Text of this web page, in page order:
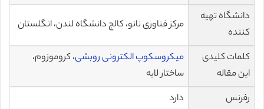
دانشگاه تهیه
کننده
مرکز فناوری نانو، کالج دانشگاه لندن، انگلستان
کلمات کلیدی
این مقاله
میکروسکوپ الکترونی روبشی، کروموزوم،
ساختار لایه
رفرنس
دارد